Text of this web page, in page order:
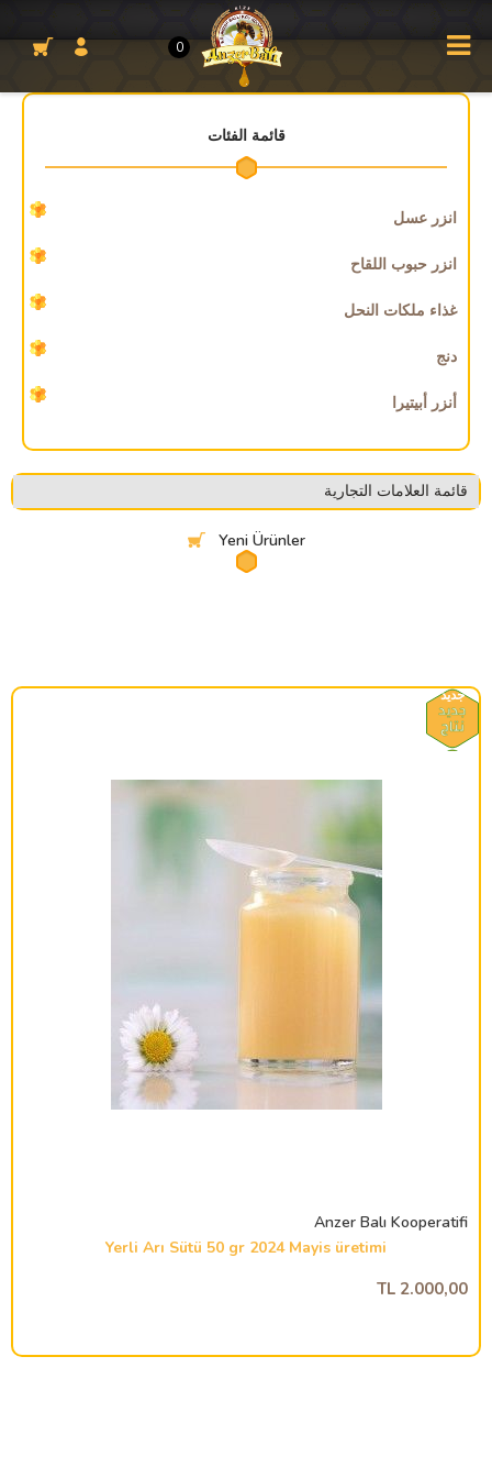
0
قائمة الفئات
انزر عسل
انزر حبوب اللقاح
غذاء ملكات النحل
دنج
أنزر أبيتيرا
قائمة العلامات التجارية
Yeni Ürünler
جديد
Anzer Balı Kooperatifi
Yerli Arı Sütü 50 gr 2024 Mayis üretimi
2.000,00 TL